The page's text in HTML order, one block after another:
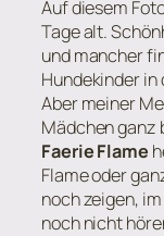
Auf diesem
Tage alt.
und mancher
Hundekinder in
Aber meiner
Mädchen ganz
Faerie Flame
Flame oder
noch zeigen,
noch nicht